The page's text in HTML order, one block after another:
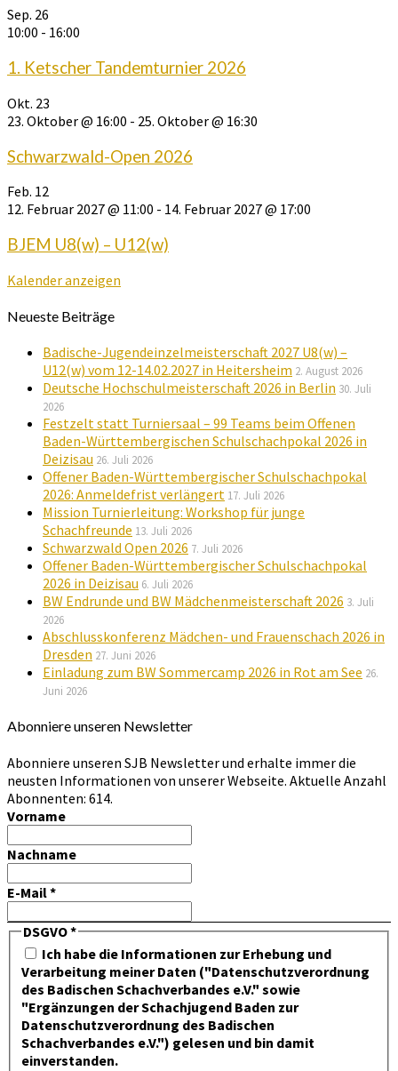
Sep. 26
10:00 - 16:00
1. Ketscher Tandemturnier 2026
Okt. 23
23. Oktober @ 16:00 - 25. Oktober @ 16:30
Schwarzwald-Open 2026
Feb. 12
12. Februar 2027 @ 11:00 - 14. Februar 2027 @ 17:00
BJEM U8(w) – U12(w)
Kalender anzeigen
Neueste Beiträge
Badische-Jugendeinzelmeisterschaft 2027 U8(w) –
U12(w) vom 12-14.02.2027 in Heitersheim 2. August 2026
Deutsche Hochschulmeisterschaft 2026 in Berlin 30. Juli
2026
Festzelt statt Turniersaal – 99 Teams beim Offenen
Baden-Württembergischen Schulschachpokal 2026 in
Deizisau 26. Juli 2026
Offener Baden-Württembergischer Schulschachpokal
2026: Anmeldefrist verlängert 17. Juli 2026
Mission Turnierleitung: Workshop für junge
Schachfreunde 13. Juli 2026
Schwarzwald Open 2026 7. Juli 2026
Offener Baden-Württembergischer Schulschachpokal
2026 in Deizisau 6. Juli 2026
BW Endrunde und BW Mädchenmeisterschaft 2026 3. Juli
2026
Abschlusskonferenz Mädchen- und Frauenschach 2026 in
Dresden 27. Juni 2026
Einladung zum BW Sommercamp 2026 in Rot am See 26.
Juni 2026
Abonniere unseren Newsletter
Abonniere unseren SJB Newsletter und erhalte immer die
neusten Informationen von unserer Webseite. Aktuelle Anzahl
Abonnenten: 614.
Vorname
Nachname
E-Mail*
DSGVO*
Ich habe die Informationen zur Erhebung und
Verarbeitung meiner Daten ("Datenschutzverordnung
des Badischen Schachverbandes e.V." sowie
"Ergänzungen der Schachjugend Baden zur
Datenschutzverordnung des Badischen
Schachverbandes e.V.") gelesen und bin damit
einverstanden.